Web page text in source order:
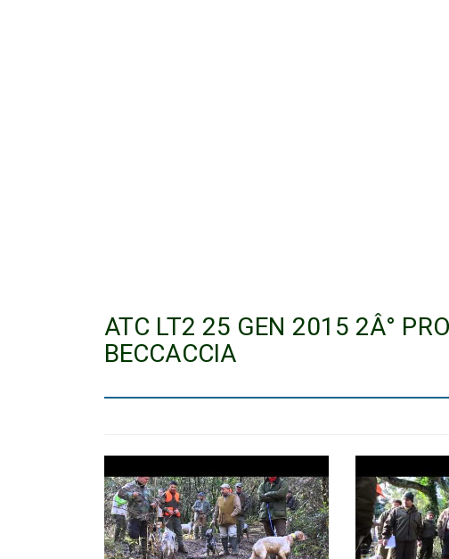
ATC LT2 25 GEN 2015 2Â°
BECCACCIA